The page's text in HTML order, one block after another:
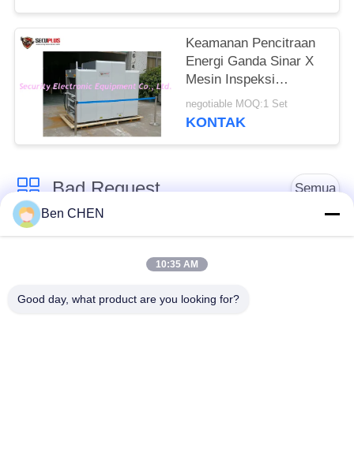
Keamanan Pencitraan
Energi Ganda Sinar X
Mesin Inspeksi
Pemindaian Bagasi
Dengan Fungsi Tip
negotiable MOQ:1 Set
KONTAK
Bad Request Semua
X Ray Baggage
Baggage And Parcel
Inspection
Walk Through Metal
Under Vehicle
Ben CHEN
10:35 AM
Good day, what product are you looking for?